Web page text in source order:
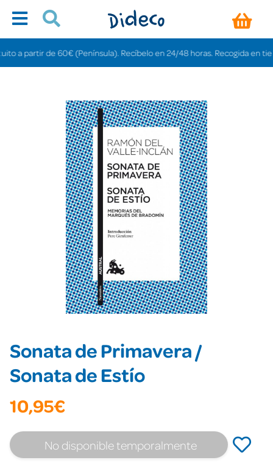
partir de 60€ (Península). Recíbelo en 24/48 horas. Recogida en
Sonata de Primavera /
Sonata de Estío
10,95€
No disponible temporalmente